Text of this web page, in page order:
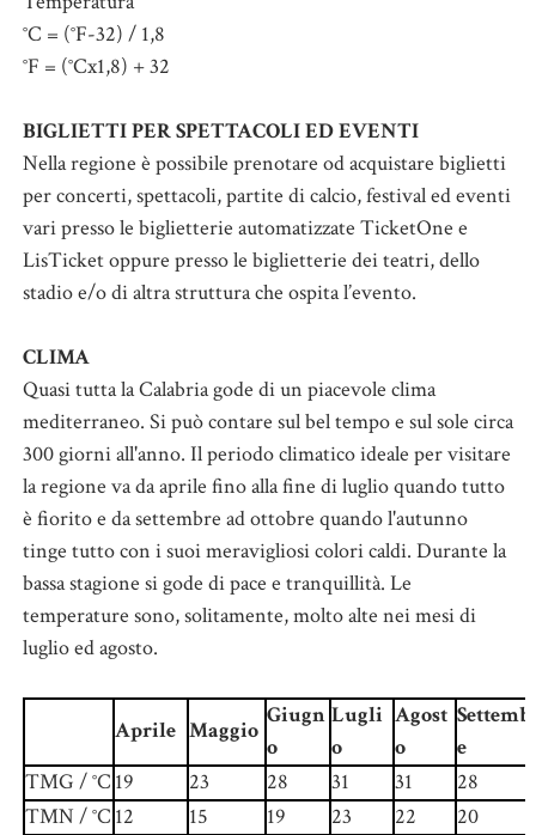
°C = (°F-32) / 1,8
°F = (°Cx1,8) + 32
BIGLIETTI PER SPETTACOLI ED EVENTI
Nella regione è possibile prenotare od acquistare biglietti
per concerti, spettacoli, partite di calcio, festival ed eventi
vari presso le biglietterie automatizzate TicketOne e
LisTicket oppure presso le biglietterie dei teatri, dello
stadio e/o di altra struttura che ospita l’evento.
CLIMA
Quasi tutta la Calabria gode di un piacevole clima
mediterraneo. Si può contare sul bel tempo e sul sole circa
300 giorni all'anno. Il periodo climatico ideale per visitare
la regione va da aprile fino alla fine di luglio quando tutto
è fiorito e da settembre ad ottobre quando l'autunno
tinge tutto con i suoi meravigliosi colori caldi. Durante la
bassa stagione si gode di pace e tranquillità. Le
temperature sono, solitamente, molto alte nei mesi di
luglio ed agosto.
Aprile Maggio
Giugn
o
Lugli
o
Agost
o
e
TMG / °C 19 23 28 31 31
28
TMN / °C 12 15 19 23 22
20